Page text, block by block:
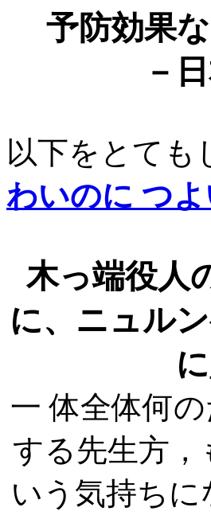
予防効果
－
以下をとても
わいのに つ
木っ端役人
に、ニュル
一 体全体何
する先生方
いう気持ち